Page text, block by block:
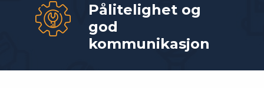
Pålitelighet og
god
kommunikasjon